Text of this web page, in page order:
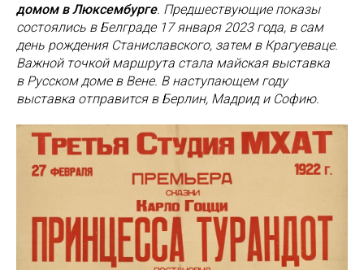
домом в Люксембурге. Предшествующие показы
состоялись в Белграде 17 января 2023 года, в сам
день рождения Станиславского, затем в Крагуеваце.
Важной точкой маршрута стала майская выставка
в Русском доме в Вене. В наступающем году
выставка отправится в Берлин, Мадрид и Софию.